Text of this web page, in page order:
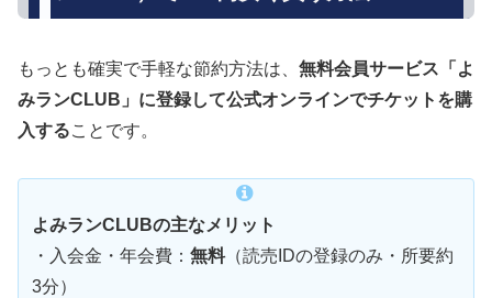
もっとも確実で手軽な節約方法は、 無料会員サービス「よ
みランCLUB」に登録して公式オンラインでチケットを購
入することです。
よみランCLUBの主なメリット
・入会金・年会費： 無料（読売IDの登録のみ・所要約
3分）